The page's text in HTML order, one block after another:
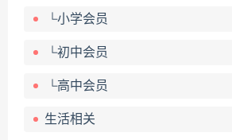
└小学会员
└初中会员
└高中会员
生活相关